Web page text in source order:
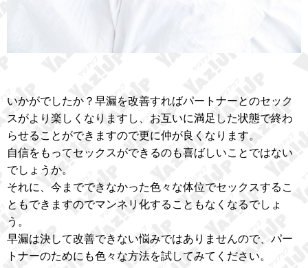
いかがでしたか？早漏を改善すればパートナーとのセック
スがより楽しくなりますし、お互いに満足した状態で終わ
らせることができますので更に仲が良くなります。
自信をもってセックスができるのも喜ばしいことではない
でしょうか。
それに、今までできなかった色々な体位でセックスするこ
ともできますのでマンネリ化することもなくなるでしょ
う。
早漏は決して改善できない悩みではありませんので、パー
トナーのためにも色々な方法を試してみてください。